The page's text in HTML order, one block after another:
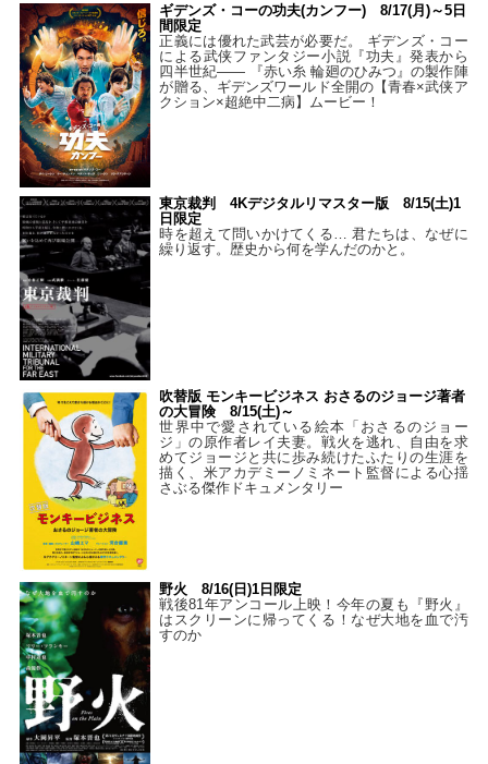
ギデンズ・コーの功夫(カンフー) 8/17(月)～5日
間限定
正義には優れた武芸が必要だ。 ギデンズ・コー
による武侠ファンタジー小説『功夫』発表から
四半世紀―― 『赤い糸 輪廻のひみつ』の製作陣
が贈る、ギデンズワールド全開の【青春×武侠ア
クション×超絶中二病】ムービー！
東京裁判 4Kデジタルリマスター版 8/15(土)1
日限定
時を超えて問いかけてくる… 君たちは、なぜに
繰り返す。歴史から何を学んだのかと。
吹替版 モンキービジネス おさるのジョージ著者
の大冒険 8/15(土)～
世界中で愛されている絵本「おさるのジョー
ジ」の原作者レイ夫妻。戦火を逃れ、自由を求
めてジョージと共に歩み続けたふたりの生涯を
描く、米アカデミーノミネート監督による心揺
さぶる傑作ドキュメンタリー
野火 8/16(日)1日限定
戦後81年アンコール上映！今年の夏も『野火』
はスクリーンに帰ってくる！なぜ大地を血で汚
すのか